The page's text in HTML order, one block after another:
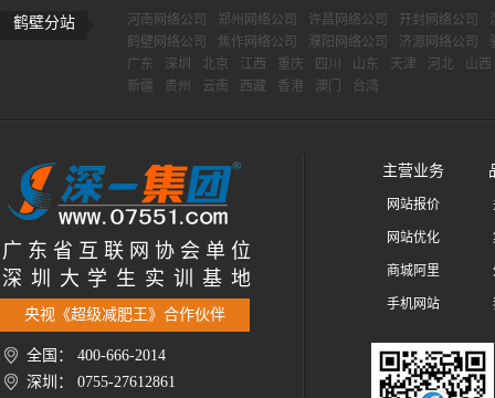
鹤壁分站 河南网络公司 郑州网络公司 许昌网络公司 开封网络公司
鹤壁网络公司
焦作网络公司 濮阳网络公司 济源网络公司
广东
深圳 北京 江西 重庆 四川 山东 天津 河北
山西
新疆
贵州 云南 西藏 香港 澳门 台湾
广 东 省 互 联 网 协 会 单 位
深 圳 大 学 生 实 训 基 地
央视《超级减肥王》合作伙伴
全国： 400-666-2014
深圳： 0755-27612861
主营业务
网站报价
网站优化
商城阿里
手机网站